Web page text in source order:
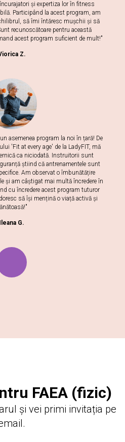
și expertiza lor în fitness
Participând la acest program, am
să îmi întăresc mușchii și să
recunoscătoare pentru această
acest program suficient de mult!"
Z.
asemenea program la noi în țară! De
'Fit at every age' de la LadyFIT, mă
ca niciodată. Instruitorii sunt
știind că antrenamentele sunt
Am observat o îmbunătățire
și am câștigat mai multă încredere în
cu încredere acest program tuturor
să își mențină o viață activă și
Ileana G.
FAEA (fizic)
și vei primi invitația pe